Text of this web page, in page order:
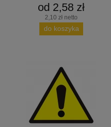
od 2,58 zł
2,10 zł netto
do koszyka